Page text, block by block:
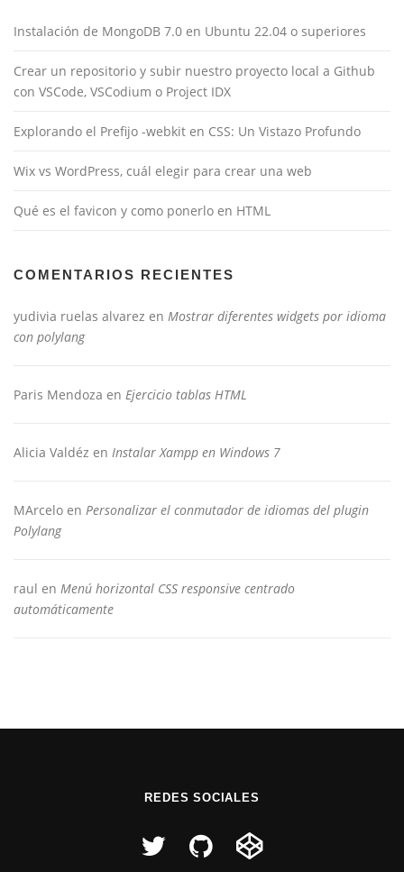
Instalación de MongoDB 7.0 en Ubuntu 22.04 o superiores
Crear un repositorio y subir nuestro proyecto local a Github
con VSCode, VSCodium o Project IDX
Explorando el Prefijo -webkit en CSS: Un Vistazo Profundo
Wix vs WordPress, cuál elegir para crear una web
Qué es el favicon y como ponerlo en HTML
COMENTARIOS RECIENTES
yudivia ruelas alvarez en Mostrar diferentes widgets por idioma
con polylang
Paris Mendoza en Ejercicio tablas HTML
Alicia Valdéz en Instalar Xampp en Windows 7
MArcelo en Personalizar el conmutador de idiomas del plugin
Polylang
raul en Menú horizontal CSS responsive centrado
automáticamente
REDES SOCIALES